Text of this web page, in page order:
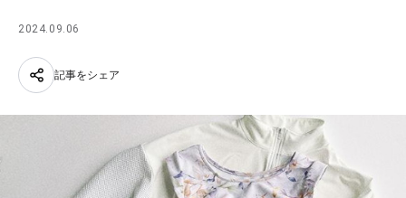
2024.09.06
記事をシェア